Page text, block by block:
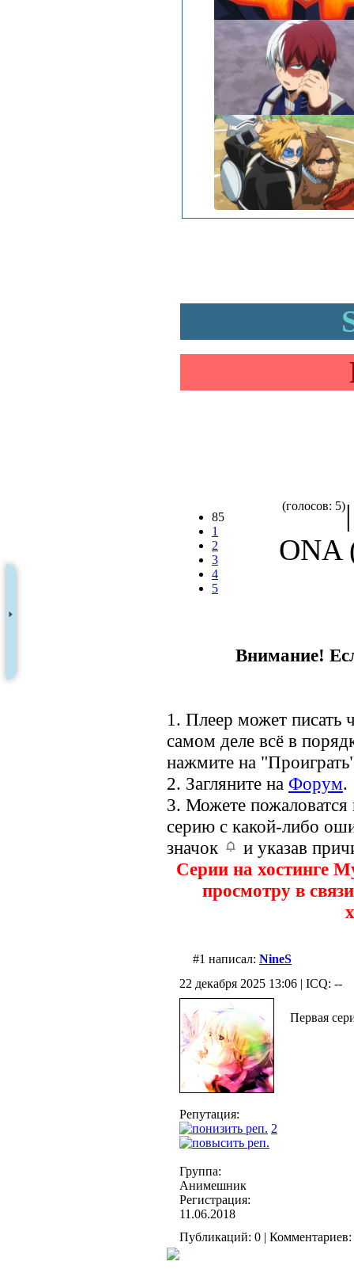
85
1
2
3
4
5
(голосов: 5)
ONA
Внимание!
1. Плеер может писать
самом деле всё в
нажмите на
2. Загляните на Форум.
3. Можете
серию с какой-либо
значок
и указав
Серии на хостинге
просмотру в
#1 написал: NineS
22 декабря 2025 13:06 | ICQ: --
Репутация:
2
Группа:
Анимешник
Регистрация:
11.06.2018
Первая
Публикаций: 0 | Комментариев: